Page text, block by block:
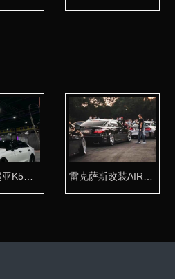
极具魅力起亚K5改装AIRBFT气动避震